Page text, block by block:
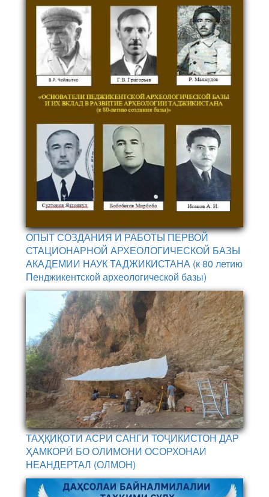
ОПЫТ СОЗДАНИЯ И РАБОТЫ ПЕРВОЙ
СТАЦИОНАРНОЙ АРХЕОЛОГИЧЕСКОЙ БАЗЫ
АКАДЕМИИ НАУК ТАДЖИКИСТАНА (к 80 летию
Пенджикентской археологической базы)
ТАҲҚИҚОТИ АСРИ САНГИ ТОҶИКИСТОН ДАР
ҲАМКОРӢ БО ОЛИМОНИ ОСОРХОНАИ
НЕАНДЕРТАЛ (ОЛМОН)